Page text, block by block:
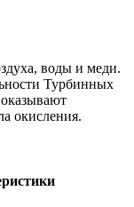
воды и меди.
Турбинных
окисления.